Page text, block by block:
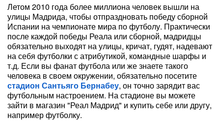
Летом 2010 года более миллиона человек вышли на
улицы Мадрида, чтобы отпраздновать победу сборной
Испании на чемпионате мира по футболу. Практически
после каждой победы Реала или сборной, мадридцы
обязательно выходят на улицы, кричат, гудят, надевают
на себя футболки с атрибутикой, командные шарфы и
т.д. Если вы фанат футбола или же знаете такого
человека в своем окружении, обязательно посетите
стадион Сантьяго Бернабеу, он точно зарядит вас
футбольным настроением. На стадионе вы можете
зайти в магазин "Реал Мадрид" и купить себе или другу,
например футболку.